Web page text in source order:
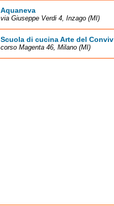
Aquaneva
via Giuseppe Verdi 4, Inzago (MI)
Scuola di cucina Arte del
corso Magenta 46, Milano (MI)